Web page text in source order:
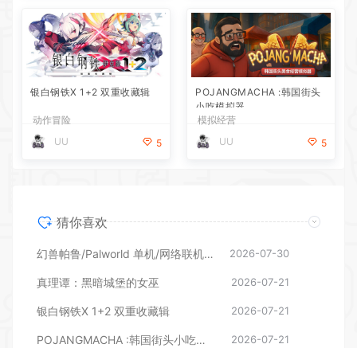
银白钢铁X 1+2 双重收藏辑
动作冒险
UU
5
POJANGMACHA :韩国街头
小吃模拟器
模拟经营
UU
5
猜你喜欢
幻兽帕鲁/Palworld 单机/网络联机 （更新v1.0.1.10619） 2026-07-30
真理谭：黑暗城堡的女巫 2026-07-21
银白钢铁X 1+2 双重收藏辑 2026-07-21
POJANGMACHA :韩国街头小吃模拟器 2026-07-21